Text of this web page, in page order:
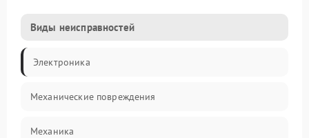
Виды неисправностей
Электроника
Механические повреждения
Механика